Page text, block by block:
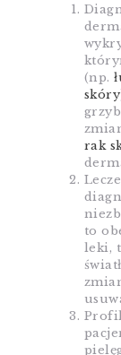
(np.
skóry
rak
to
leki,